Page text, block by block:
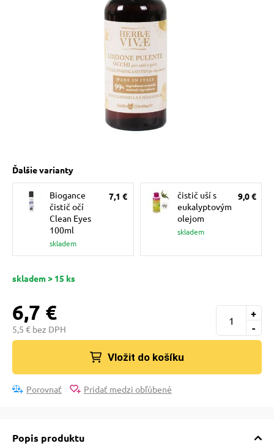
mačky
mačky
Ďalšie varianty
Biogance
čistič očí
Clean Eyes
100ml
skladem
7,1 €
čistič uší s
eukalyptovým
olejom
skladem
9,0 €
skladem > 15 ks
6,7 €
5,5 € bez DPH -
+
Vložit do košíku
Porovnať Pridať medzi obľúbené
Popis produktu